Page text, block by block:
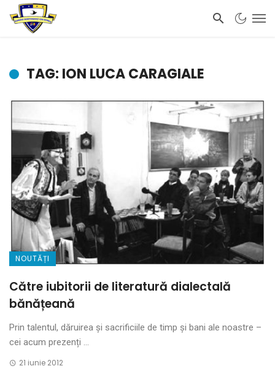
TAG: ION LUCA CARAGIALE
NOUTĂȚI
Către iubitorii de literatură dialectală
bănățeană
Prin talentul, dăruirea și sacrificiile de timp și bani ale noastre –
cei acum prezenți ...
21 iunie 2012